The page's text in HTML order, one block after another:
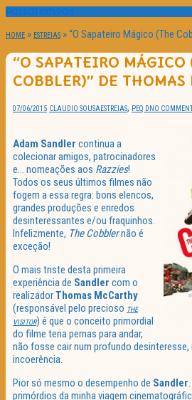
Passatempos
HOME » ESTREIAS »“O Sapateiro Mágico (The
“O SAPATEIRO MÁGICO
COBBLER)” DE THOMAS
07/06/2015 CLAUDIO SOUSAESTREIAS, PEQ D NO
Adam Sandler continua a
colecionar amigos, patrocinadores
e… nomeações aos Razzies!
Todos os seus últimos filmes não
fogem a essa regra: bons elencos,
grandes produções e enredos
desinteressantes e/ou fraquinhos.
Infelizmente, The Cobblernão é
exceção!
O mais triste desta primeira
experiência de Sandler com o
realizadorThomas McCarthy
(responsável pelo precioso THE
VISITOR) é que o conceito primordial
do filme teria pernas para andar,
não fosse cair num profundo desinteresse,
incoerência.
Pior só mesmo o desempenho de Sandler
primórdios da minha viagem